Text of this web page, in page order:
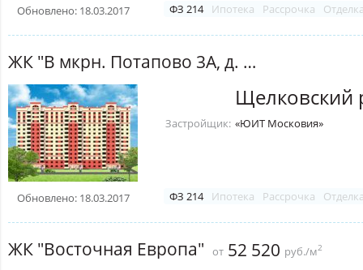
Обновлено: 18.03.2017 ФЗ 214 Ипотека Рассрочка
ЖК "В мкрн. Потапово 3А, д. 6" (мкрн. Финский; Щелково)
Обновлено: 18.03.2017
Щелковский
Застройщик: «ЮИТ Московия»
ФЗ 214 Ипотека Рассрочка
ЖК "Восточная Европа" от 52 520 руб./м2